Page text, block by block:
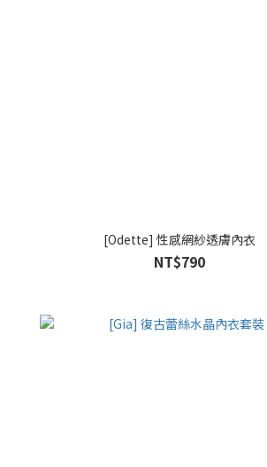
[Odette] 性感網紗透膚內衣
NT$790